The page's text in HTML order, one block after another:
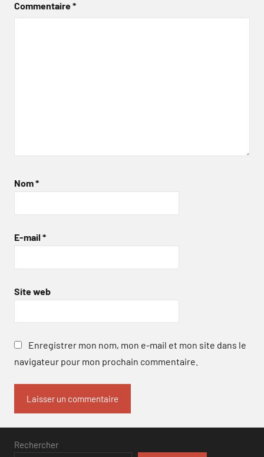
Commentaire*
Nom*
E-mail *
Site web
Enregistrer mon nom, mon e-mail et mon site dans le
navigateur pour mon prochain commentaire.
Rechercher